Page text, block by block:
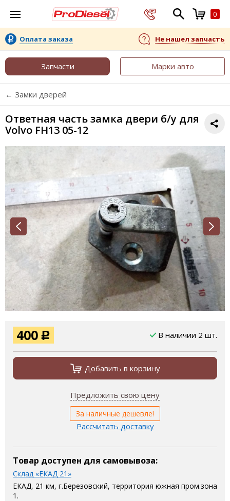
0
Оплата заказа Не нашел запчасть
Запчасти Марки авто
← Замки дверей
Ответная часть замка двери б/у для
Volvo FH13 05-12
400 Р В наличии 2 шт.
Добавить в корзину
Предложить свою цену
За наличные дешевле!
Рассчитать доставку
Товар доступен для самовывоза:
Склад «ЕКАД 21»
ЕКАД, 21 км, г.Березовский, территория южная пром.зона
1.